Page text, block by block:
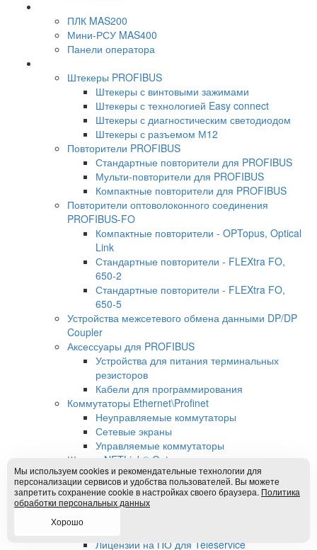
ПЛК MAS200
Мини-РСУ MAS400
Панели оператора
Штекеры PROFIBUS
Штекеры с винтовыми зажимами
Штекеры с технологией Easy connect
Штекеры с диагностическим светодиодом
Штекеры с разъемом М12
Повторители PROFIBUS
Стандартные повторители для PROFIBUS
Мульти-повторители для PROFIBUS
Компактные повторители для PROFIBUS
Повторители оптоволоконного соединения
PROFIBUS-FO
Компактные повторители - OPTopus, Optical
Link
Стандартные повторители - FLEXtra FO,
650-2
Стандартные повторители - FLEXtra FO,
650-5
Устройства межсетевого обмена данными DP/DP
Coupler
Аксессуары для PROFIBUS
Устройства для питания терминальных
резисторов
Кабели для программирования
Коммутаторы Ethernet\Profinet
Неуправляемые коммутаторы
Сетевые экраны
Управляемые коммутаторы
Шлюзы NETLink® Gateways
Ethernet - Шлюзы
USB-Шлюзы
ОРС-Сервер
Лицензии на ПО для Teleservice
Мы используем cookies и рекомендательные технологии для
персонализации сервисов и удобства пользователей. Вы можете
запретить сохранение cookie в настройках своего браузера. Политика
обработки персональных данных
Хорошо